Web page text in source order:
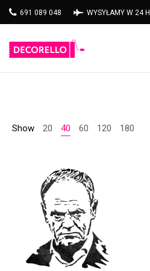
691 089 048 WYSYŁAMY W 24 H
Show 20 40 60 120 180